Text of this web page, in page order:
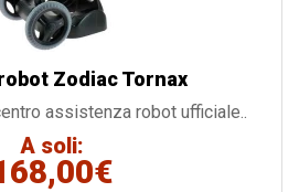
Zodiac Tornax
assistenza robot ufficiale..
A soli: